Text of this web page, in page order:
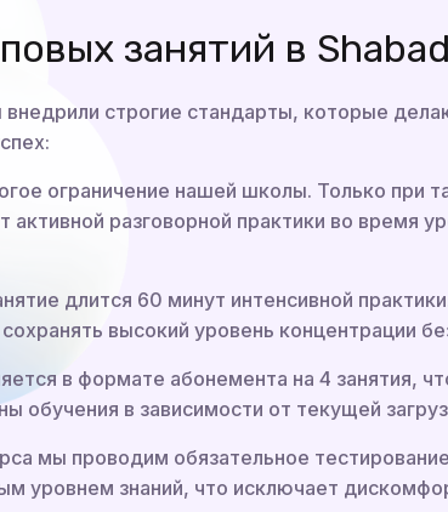
занятий в
строгие стандарты, которые
ограничение нашей школы. Только при
активной разговорной практики во время
длится 60 минут интенсивной
высокий уровень концентрации
в формате абонемента на 4 занятия,
обучения в зависимости от текущей
мы проводим обязательное
уровнем знаний, что исключает